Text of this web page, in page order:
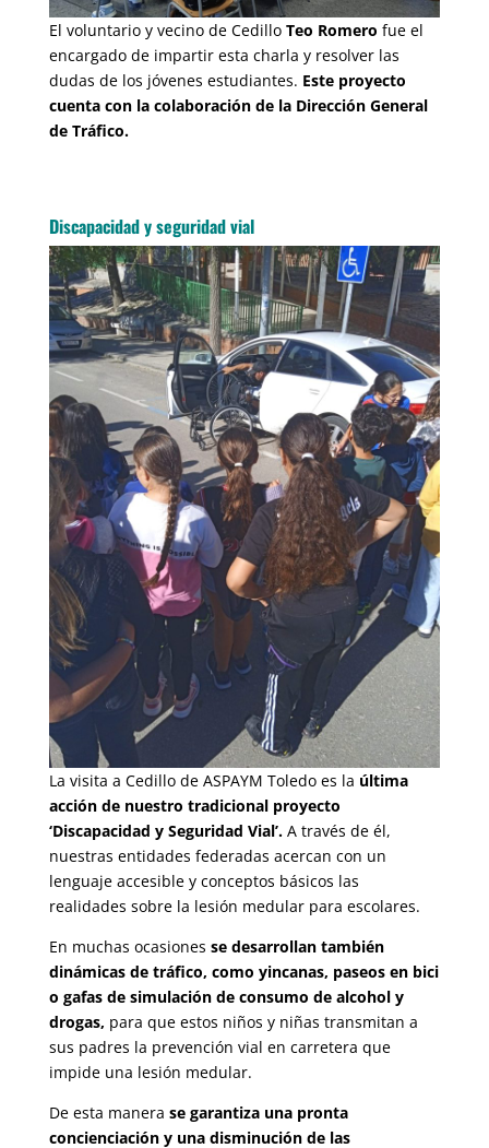
El voluntario y vecino de Cedillo Teo Romero fue el
encargado de impartir esta charla y resolver las
dudas de los jóvenes estudiantes. Este proyecto
cuenta con la colaboración de la Dirección General
de Tráfico.
Discapacidad y seguridad vial
La visita a Cedillo de ASPAYM Toledo es la última
acción de nuestro tradicional proyecto
‘Discapacidad y Seguridad Vial’.A través de él,
nuestras entidades federadas acercan con un
lenguaje accesible y conceptos básicos las
realidades sobre la lesión medular para escolares.
En muchas ocasiones se desarrollan también
dinámicas de tráfico, como yincanas, paseos en bici
o gafas de simulación de consumo de alcohol y
drogas, para que estos niños y niñas transmitan a
sus padres la prevención vial en carretera que
impide una lesión medular.
De esta manera se garantiza una pronta
concienciación y una disminución de las